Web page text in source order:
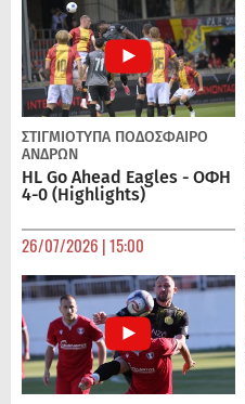
ΣΤΙΓΜΙΟΤΥΠΑ ΠΟΔΌΣΦΑΙΡΟ
ΑΝΔΡΏΝ
HL Go Ahead Eagles - ΟΦΗ
4-0 (Highlights)
26/07/2026 | 15:00